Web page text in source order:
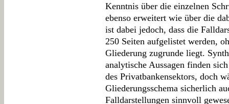
Kenntnis über die einzelnen
ebenso erweitert wie über die
ist dabei jedoch, dass die
250 Seiten aufgelistet werden,
Gliederung zugrunde liegt.
analytische Aussagen finden
des Privatbankensektors, doch
Gliederungsschema sicherlich
Falldarstellungen sinnvoll